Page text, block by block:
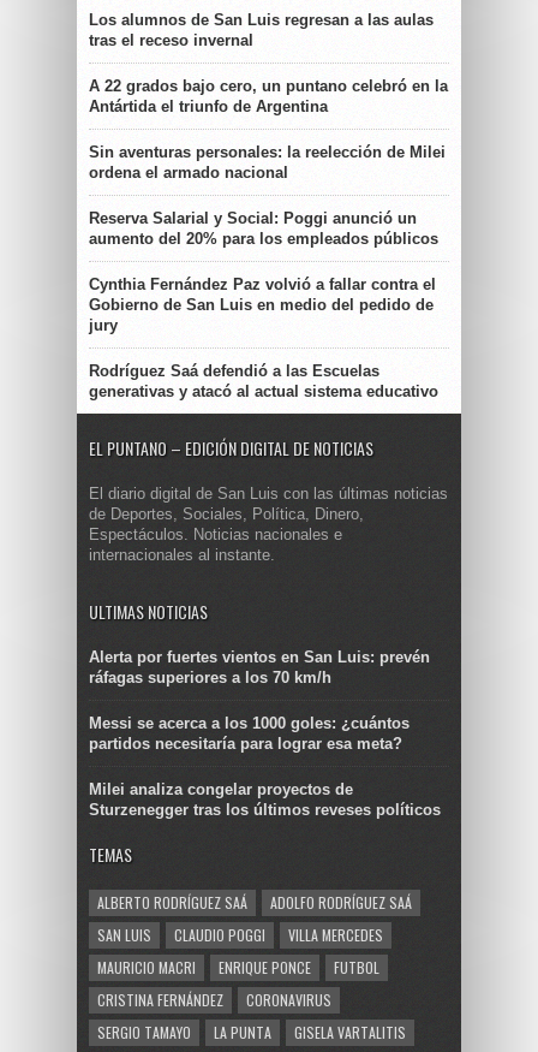
Los alumnos de San Luis regresan a las aulas
tras el receso invernal
A 22 grados bajo cero, un puntano celebró en la
Antártida el triunfo de Argentina
Sin aventuras personales: la reelección de Milei
ordena el armado nacional
Reserva Salarial y Social: Poggi anunció un
aumento del 20% para los empleados públicos
Cynthia Fernández Paz volvió a fallar contra el
Gobierno de San Luis en medio del pedido de
jury
Rodríguez Saá defendió a las Escuelas
generativas y atacó al actual sistema educativo
EL PUNTANO – EDICIÓN DIGITAL DE NOTICIAS
El diario digital de San Luis con las últimas noticias
de Deportes, Sociales, Política, Dinero,
Espectáculos. Noticias nacionales e
internacionales al instante.
ULTIMAS NOTICIAS
Alerta por fuertes vientos en San Luis: prevén
ráfagas superiores a los 70 km/h
Messi se acerca a los 1000 goles: ¿cuántos
partidos necesitaría para lograr esa meta?
Milei analiza congelar proyectos de
Sturzenegger tras los últimos reveses políticos
TEMAS
ALBERTO RODRÍGUEZ SAÁ
ADOLFO RODRÍGUEZ SAÁ
SAN LUIS
CLAUDIO POGGI
VILLA MERCEDES
MAURICIO MACRI
ENRIQUE PONCE
FUTBOL
CRISTINA FERNÁNDEZ
CORONAVIRUS
SERGIO TAMAYO
LA PUNTA GISELA VARTALITIS